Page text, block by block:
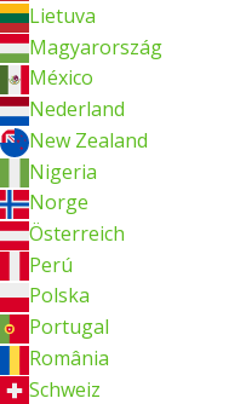
Lietuva
Magyarország
México
Nederland
New Zealand
Nigeria
Norge
Österreich
Perú
Polska
Portugal
România
Schweiz